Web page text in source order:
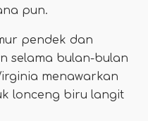
pun.
pendek dan
selama bulan-bulan
menawarkan
lonceng biru langit